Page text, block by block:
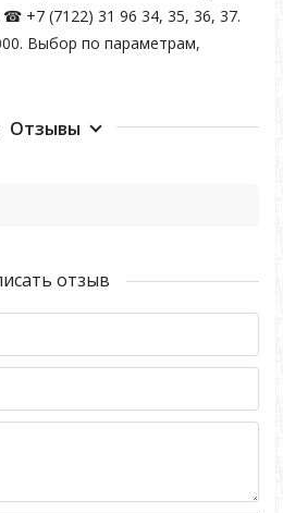
☎ +7 (7122) 31 96 34, 35, 36, 37.
Выбор по параметрам,
Отзывы
отзыв